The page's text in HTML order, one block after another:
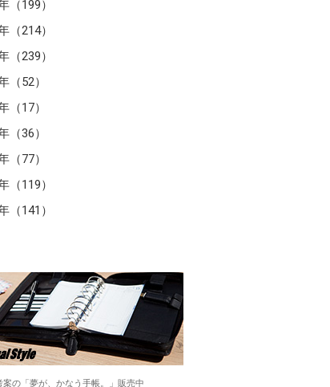
（199）
（214）
（239）
（52）
（17）
（36）
（77）
（119）
（141）
案の「夢が、かなう手帳。」販売中